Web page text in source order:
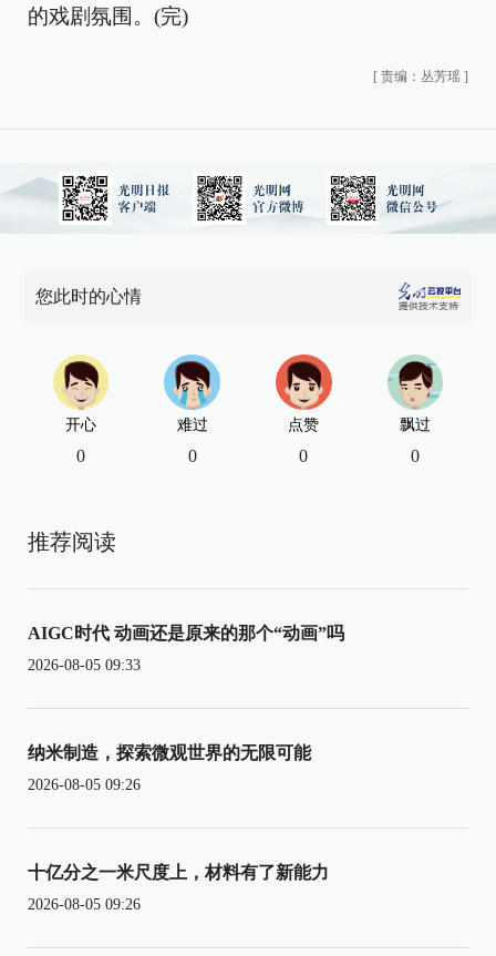
的戏剧氛围。(完)
[ 责编：丛芳瑶 ]
您此时的心情
开心
0
难过
0
点赞
0
飘过
0
推荐阅读
AIGC时代 动画还是原来的那个“动画”吗
2026-08-05 09:33
纳米制造，探索微观世界的无限可能
2026-08-05 09:26
十亿分之一米尺度上，材料有了新能力
2026-08-05 09:26